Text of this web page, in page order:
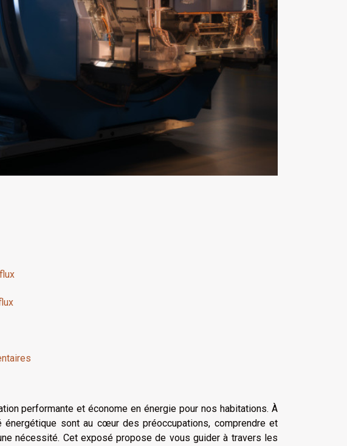
performante et économe en énergie pour nos habitations. À
sont au cœur des préoccupations, comprendre et
nécessité. Cet exposé propose de vous guider à travers les